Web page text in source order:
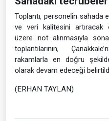
Toplantı, personelin sahada
ve veri kalitesini artıracak
üzere not alınmasıyla
toplantılarının,
rakamlarla en doğru
olarak devam edeceği
(ERHAN TAYLAN)